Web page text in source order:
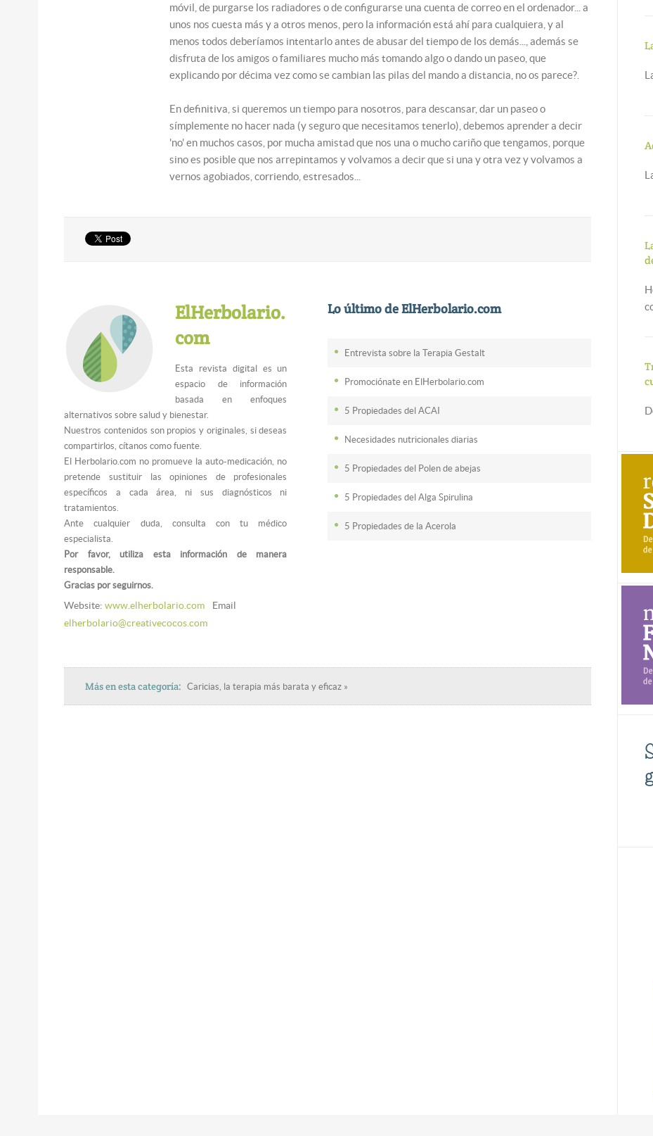
móvil, de purgarse los radiadores o de configurarse una cuenta de correo en el ordenador... a
unos nos cuesta más y a otros menos, pero la información está ahí para cualquiera, y al
menos todos deberíamos intentarlo antes de abusar del tiempo de los demás..., además se
disfruta de los amigos o familiares mucho más tomando algo o dando un paseo, que
explicando por décima vez como se cambian las pilas del mando a distancia, no os parece?.
En definitiva, si queremos un tiempo para nosotros, para descansar, dar un paseo o
símplemente no hacer nada (y seguro que necesitamos tenerlo), debemos aprender a decir
'no' en muchos casos, por mucha amistad que nos una o mucho cariño que tengamos, porque
sino es posible que nos arrepintamos y volvamos a decir que si una y otra vez y volvamos a
vernos agobiados, corriendo, estresados...
ElHerbolario.
com
Esta revista digital es un
espacio de información
basada en enfoques
alternativos sobre salud y bienestar.
Nuestros contenidos son propios y originales, si deseas
compartirlos, cítanos como fuente.
El Herbolario.com no promueve la auto-medicación, no
pretende sustituir las opiniones de profesionales
específicos a cada área, ni sus diagnósticos ni
tratamientos.
Ante cualquier duda, consulta con tu médico
especialista.
Por favor, utiliza esta información de manera
responsable.
Gracias por seguirnos.
Website:www.elherbolario.com
Email
elherbolario@creativecocos.com
Lo último de ElHerbolario.com
Entrevista sobre la Terapia Gestalt
Promociónate en ElHerbolario.com
5 Propiedades del ACAI
Necesidades nutricionales diarias
5 Propiedades del Polen de abejas
5 Propiedades del Alga Spirulina
5 Propiedades de la Acerola
Más en esta categoría: Caricias, la terapia más barata y eficaz »